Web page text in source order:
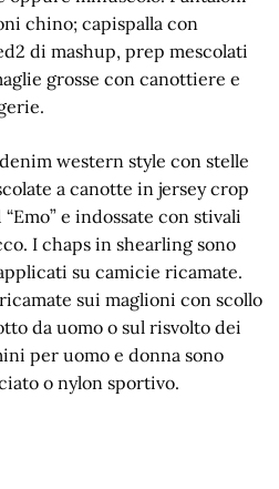
chino; capispalla con
di mashup, prep mescolati
grosse con canottiere e
western style con stelle
a canotte in jersey crop
e indossate con stivali
I chaps in shearling sono
su camicie ricamate.
sui maglioni con scollo
da uomo o sul risvolto dei
per uomo e donna sono
o nylon sportivo.